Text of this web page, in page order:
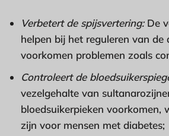
Verbetert de spijsvertering:De
helpen bij het reguleren van de
voorkomen problemen zoals
Controleert de
vezelgehalte van
bloedsuikerpieken voorkomen,
zijn voor mensen met diabetes;